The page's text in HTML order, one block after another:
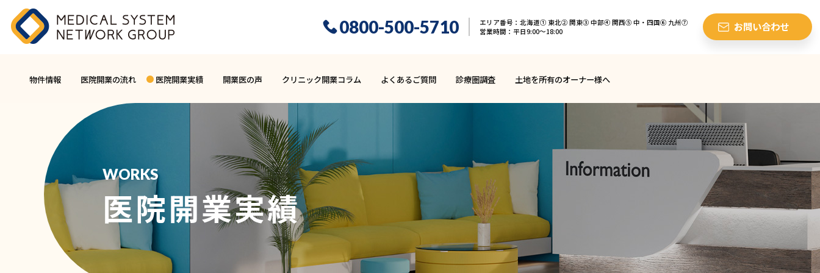
0800-500-5710
エリア番号：北海道① 東北② 関東③ 中部④ 関西⑤ 中・四国⑥ 九州⑦
営業時間：平日9:00〜18:00
お問い合わせ
物件情報 医院開業の流れ 医院開業実績 開業医の声 クリニック開業コラム よくあるご質問 診療圏調査 土地を所有のオーナー様へ
WORKS
医院開業実績